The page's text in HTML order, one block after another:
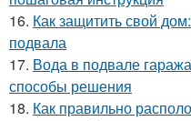
16. Как защитить свой
подвала
17. Вода в подвале
способы решения
18. Как правильно